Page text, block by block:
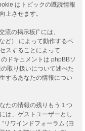
はトピックの既読情報
上させます。
の掲示板)” には、
ど） によって動作するペ
スすることによって
ドキュメントは phpBBソ
取り扱いについて述べた
するあなたの情報につい
たの情報の残りもう１つ
は、ゲストユーザーとし
リワインドフォーラム (ヨ